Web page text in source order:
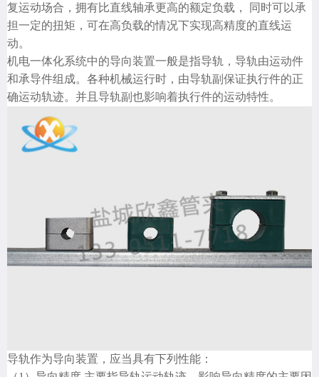
复运动场合，拥有比直线轴承更高的额定负载， 同时可以承
担一定的扭矩，可在高负载的情况下实现高精度的直线运
动。
机电一体化系统中的导向装置一般是指导轨，导轨由运动件
和承导件组成。各种机械运行时，由导轨副保证执行件的正
确运动轨迹。并且导轨副也影响着执行件的运动特性。
导轨作为导向装置，应当具有下列性能：